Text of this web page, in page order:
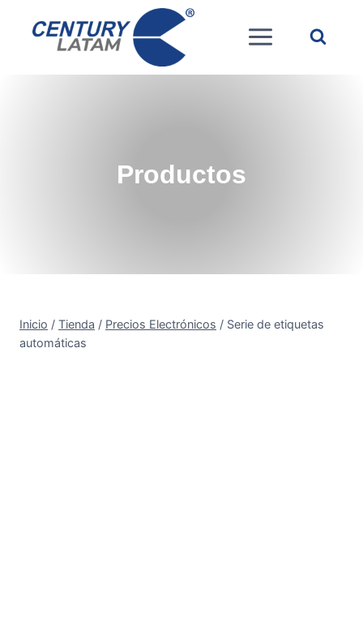
contenido
Productos
Inicio / Tienda / Precios Electrónicos / Serie de etiquetas
automáticas